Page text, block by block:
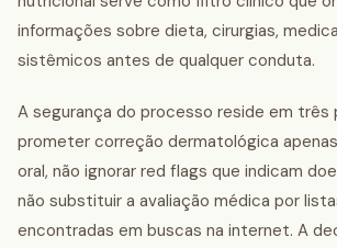
informações sobre dieta, cirurgias,
sistêmicos antes de qualquer conduta.
A segurança do processo reside em três
prometer correção dermatológica
oral, não ignorar red flags que indicam
não substituir a avaliação médica por
encontradas em buscas na internet. A